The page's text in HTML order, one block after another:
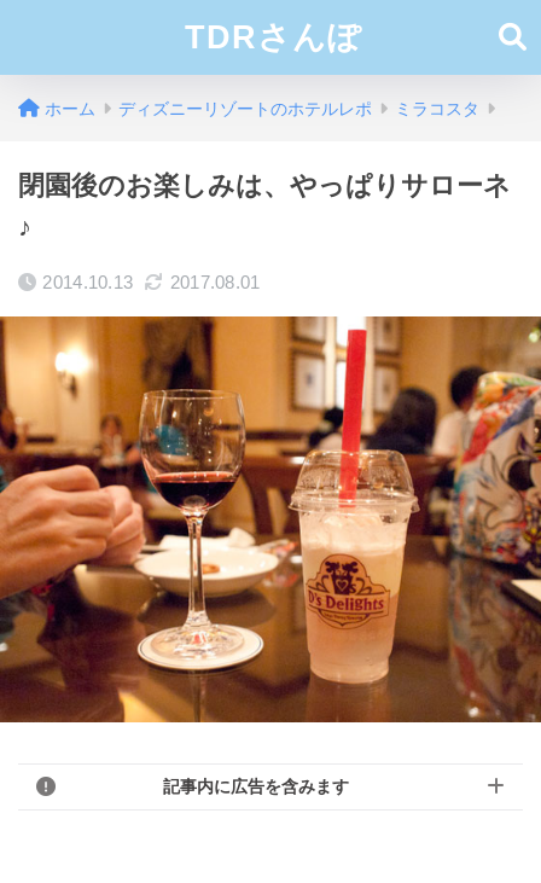
TDRさんぽ
ホーム ディズニーリゾートのホテルレポ ミラコスタ
閉園後のお楽しみは、やっぱりサローネ
♪
2014.10.13 2017.08.01
記事内に広告を含みます